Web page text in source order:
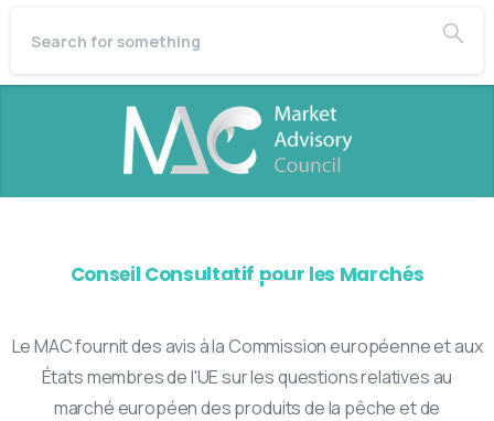
Conseil Consultatif pour les Marchés
Le MAC fournit des avis à la Commission européenne et aux
États membres de l'UE sur les questions relatives au
marché européen des produits de la pêche et de